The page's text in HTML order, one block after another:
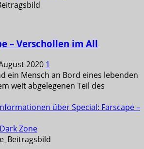
– Verschollen im All
2020 1
ein Mensch an Bord eines lebenden
weit abgelegenen Teil des
über Special: Farscape –
Zone